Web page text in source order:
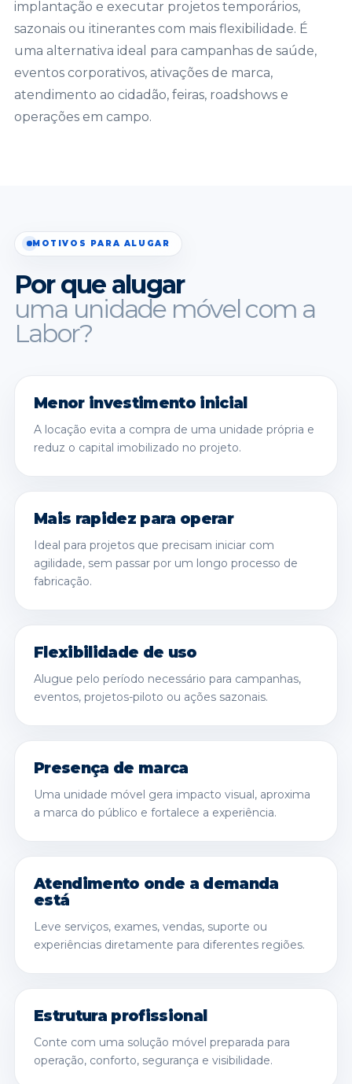
implantação e executar projetos temporários,
sazonais ou itinerantes com mais flexibilidade. É
uma alternativa ideal para campanhas de saúde,
eventos corporativos, ativações de marca,
atendimento ao cidadão, feiras, roadshows e
operações em campo.
MOTIVOS PARA ALUGAR
Por que alugar
uma unidade móvel com a
Labor?
Menor investimento inicial
A locação evita a compra de uma unidade própria e
reduz o capital imobilizado no projeto.
Mais rapidez para operar
Ideal para projetos que precisam iniciar com
agilidade, sem passar por um longo processo de
fabricação.
Flexibilidade de uso
Alugue pelo período necessário para campanhas,
eventos, projetos-piloto ou ações sazonais.
Presença de marca
Uma unidade móvel gera impacto visual, aproxima
a marca do público e fortalece a experiência.
Atendimento onde a demanda
está
Leve serviços, exames, vendas, suporte ou
experiências diretamente para diferentes regiões.
Estrutura profissional
Conte com uma solução móvel preparada para
operação, conforto, segurança e visibilidade.